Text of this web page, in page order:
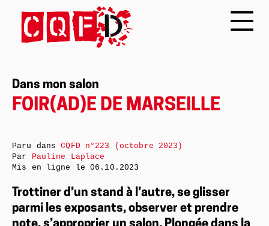
Dans mon salon
FOIR(AD)E DE MARSEILLE
Trottiner d’un stand à l’autre, se glisser
parmi les exposants, observer et prendre
Paru dansCQFD n°223 (octobre 2023)
Par Pauline Laplace
Mis en ligne le06.10.2023